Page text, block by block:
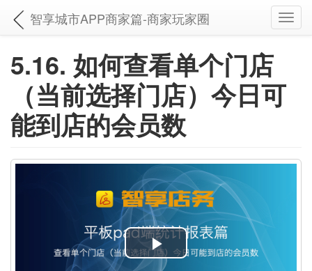
智享城市APP商家篇-商家玩家圈
5.16. 如何查看单个门店
（当前选择门店）今日可
能到店的会员数
P